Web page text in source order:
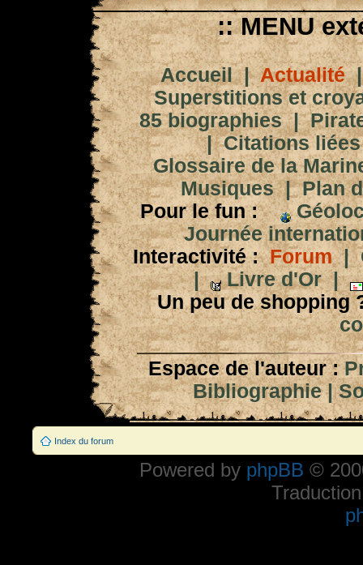
:: MENU
Accueil|Actualité
Superstitions et
85 biographies|
|Citations
Glossaire de la
Musiques|Plan
Pour le fun :
Journée
Interactivité : Forum|
|
Livre d'Or|
Un peu de shopping
Espace de l'auteur :
Bibliographie|
Index du forum
Powered by phpBB ©